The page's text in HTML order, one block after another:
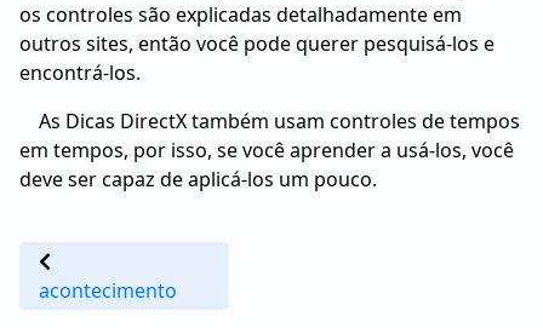
os controles são explicadas detalhadamente em
outros sites, então você pode querer pesquisá-los e
encontrá-los.
As Dicas DirectX também usam controles de tempos
em tempos, por isso, se você aprender a usá-los, você
deve ser capaz de aplicá-los um pouco.
acontecimento